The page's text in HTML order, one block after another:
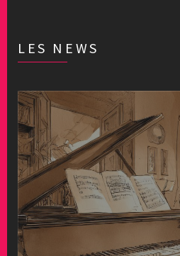
LES NEWS